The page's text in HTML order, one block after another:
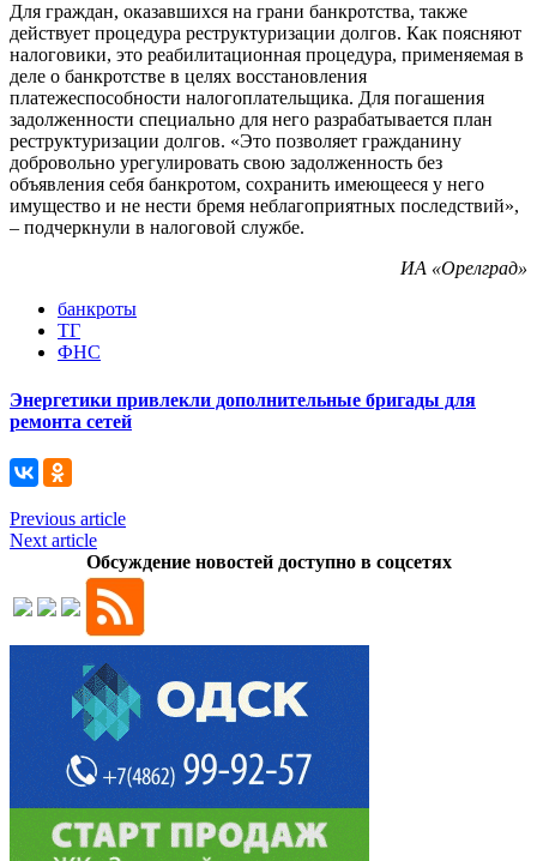
Для граждан, оказавшихся на грани банкротства, также
действует процедура реструктуризации долгов. Как поясняют
налоговики, это реабилитационная процедура, применяемая в
деле о банкротстве в целях восстановления
платежеспособности налогоплательщика. Для погашения
задолженности специально для него разрабатывается план
реструктуризации долгов. «Это позволяет гражданину
добровольно урегулировать свою задолженность без
объявления себя банкротом, сохранить имеющееся у него
имущество и не нести бремя неблагоприятных последствий»,
– подчеркнули в налоговой службе.
ИА «Орелград»
банкроты
ТГ
ФНС
Энергетики привлекли дополнительные бригады для
ремонта сетей
Previous article
Next article
Обсуждение новостей доступно в соцсетях